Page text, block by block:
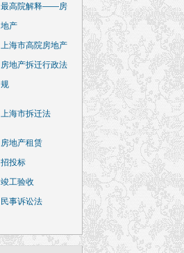
最高院解释——房
地产
上海市高院房地产
房地产拆迁行政法
规
上海市拆迁法
房地产租赁
招投标
竣工验收
民事诉讼法